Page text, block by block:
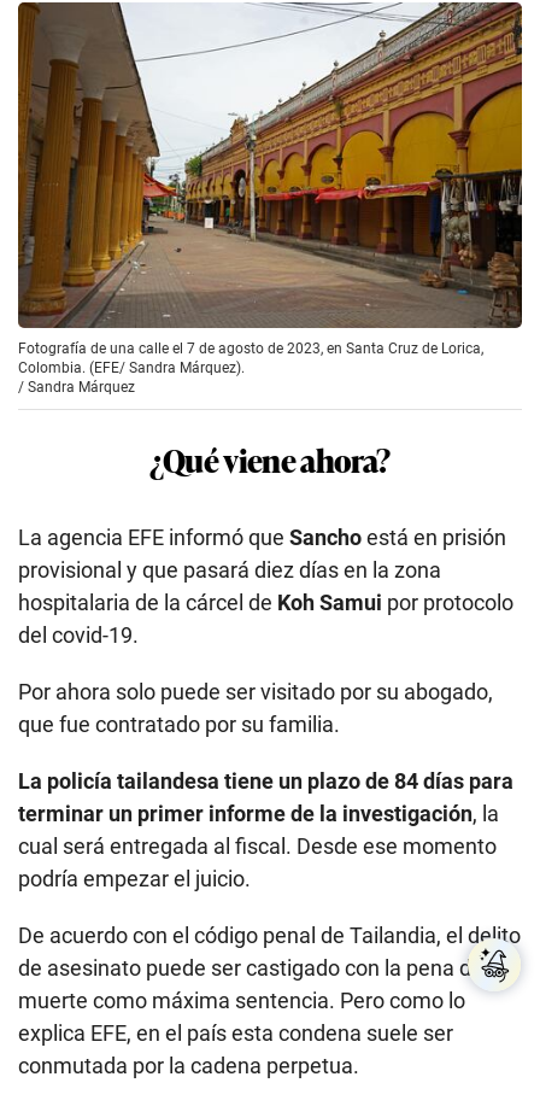
Fotografía de una calle el 7 de agosto de 2023, en Santa Cruz de Lorica,
Colombia. (EFE/ Sandra Márquez).
/ Sandra Márquez
¿Qué viene ahora?
La agencia EFE informó que Sanchoestá en prisión
provisional y que pasará diez días en la zona
hospitalaria de la cárcel de Koh Samui por protocolo
del covid-19.
Por ahora solo puede ser visitado por su abogado,
que fue contratado por su familia.
La policía tailandesa tiene un plazo de 84 días para
terminar un primer informe de la investigación, la
cual será entregada al fiscal. Desde ese momento
podría empezar el juicio.
De acuerdo con el código penal de Tailandia, el delito
de asesinato puede ser castigado con la pena de
muerte como máxima sentencia. Pero como lo
explica EFE, en el país esta condena suele ser
conmutada por la cadena perpetua.